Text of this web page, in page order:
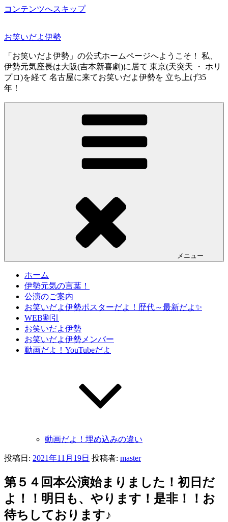
コンテンツへスキップ
お笑いだよ伊勢
「お笑いだよ伊勢」の公式ホームページへようこそ！ 私、
伊勢元気座長は大阪(吉本新喜劇)に居て 東京(天突天 ・ ホリ
プロ)を経て 名古屋に来てお笑いだよ伊勢を 立ち上げ35
年！
メニュー
ホーム
伊勢元気の言葉！
公演のご案内
お笑いだよ伊勢ポスターだよ！歴代～最新だよ✨
WEB割引
お笑いだよ伊勢
お笑いだよ伊勢メンバー
動画だよ！YouTubeだよ
動画だよ！埋め込みの違い
投稿日: 2021年11月19日 投稿者: master
第５４回本公演始まりました！初日だ
よ！！明日も、やります！是非！！お
待ちしております♪